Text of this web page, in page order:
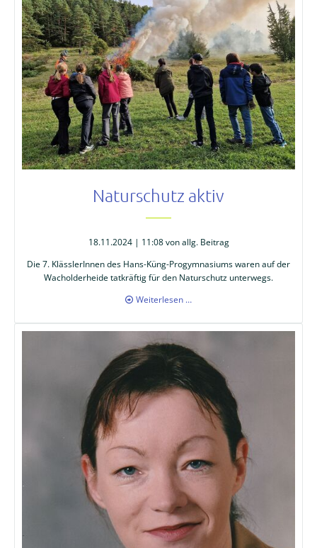
Naturschutz aktiv
18.11.2024 | 11:08von allg. Beitrag
Die 7. KlässlerInnen des Hans-Küng-Progymnasiums waren auf der
Wacholderheide tatkräftig für den Naturschutz unterwegs.
Weiterlesen …Naturschutz